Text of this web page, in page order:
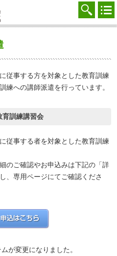
を知る
する
する
・調べる
マイページ
従事する方を対象とした教育訓練
練への講師派遣を行っています。
育訓練講習会
従事する者を対象とした教育訓練
のご確認やお申込みは下記の「詳
、専用ページにてご確認くださ
が変更になりました。